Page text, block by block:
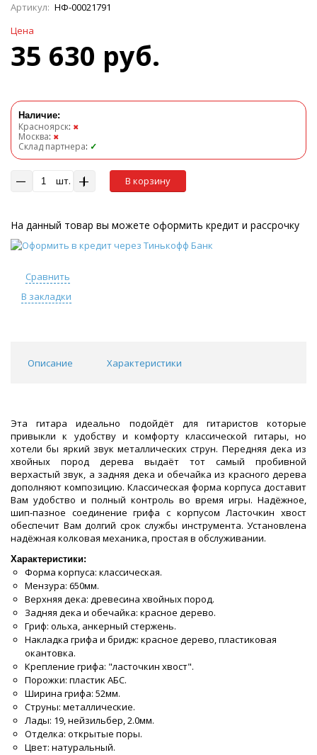
Артикул: НФ-00021791
Цена
35 630 руб.
Наличие:
Красноярск: ✖
Москва: ✖
Склад партнера: ✓
шт. В корзину
На данный товар вы можете оформить кредит и рассрочку
Сравнить
В закладки
Описание Характеристики
Эта гитара идеально подойдёт для гитаристов которые
привыкли к удобству и комфорту классической гитары, но
хотели бы яркий звук металлических струн. Передняя дека из
хвойных пород дерева выдаёт тот самый пробивной
верхастый звук, а задняя дека и обечайка из красного дерева
дополняют композицию. Классическая форма корпуса доставит
Вам удобство и полный контроль во время игры. Надёжное,
шип-пазное соединение грифа с корпусом Ласточкин хвост
обеспечит Вам долгий срок службы инструмента. Установлена
надёжная колковая механика, простая в обслуживании.
Характеристики:
Форма корпуса: классическая.
Мензура: 650мм.
Верхняя дека: древесина хвойных пород.
Задняя дека и обечайка: красное дерево.
Гриф: ольха, анкерный стержень.
Накладка грифа и бридж: красное дерево, пластиковая
окантовка.
Крепление грифа: "ласточкин хвост".
Порожки: пластик АБС.
Ширина грифа: 52мм.
Струны: металлические.
Лады: 19, нейзильбер, 2.0мм.
Отделка: открытые поры.
Цвет: натуральный.